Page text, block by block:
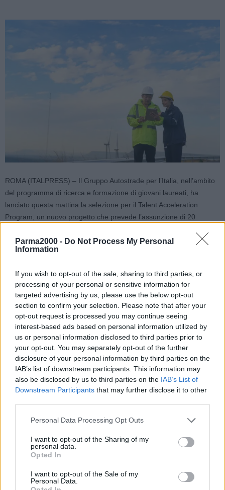
Parma2000 - Do Not Process My Personal
Information
If you wish to opt-out of the sale, sharing to third parties, or
processing of your personal or sensitive information for
targeted advertising by us, please use the below opt-out
section to confirm your selection. Please note that after your
opt-out request is processed you may continue seeing
interest-based ads based on personal information utilized by
us or personal information disclosed to third parties prior to
your opt-out. You may separately opt-out of the further
disclosure of your personal information by third parties on the
IAB’s list of downstream participants. This information may
also be disclosed by us to third parties on the IAB’s List of
Downstream Participants that may further disclose it to other
Personal Data Processing Opt Outs
I want to opt-out of the Sharing of my
personal data.
Opted In
I want to opt-out of the Sale of my
Personal Data.
ROMA (ITALPRESS) – Il Gruppo Autostrade per l’Italia, nell’ambito
del programma di ricerca e formazione di giovani laureati, ha
lanciato questa mattina la selezione per il Talent Acceleration
Program, un nuovo progetto che prevede l’assunzione di 20
un percorso che alternerà esperienze lavorative, job rotation
infragruppo, training on the job, mentorship ed attività di alta
Il Talent Acceleration Program mira a formare persone e
professionisti in grado di operare nell’ambito dell’intera filiera del
Controllo e della Pianificazioni aziendale, attraverso la
specializzazione nell’ambito del “Project Controlling”, “Controlling” e
“Planning”. Il progetto è in partnership con Adecco, che si occuperà
della selezione dei partecipanti, e SDA Bocconi School of
Management e Federico II, come partner scientifici dell’iniziativa,
che accompagneranno i giovani laureati con corsi dedicati.
Le candidature potranno essere presentate fino al 12 novembre
accedendo alla pagina
https://www.adecco.it/aziende-che-
presenza, che si terranno il 1 dicembre a Roma e il 4 e 5 dicembre
saranno assunti, in una delle società del Gruppo ASPI, con un
contratto di apprendistato. Nel corso di questo periodo, della durata
di 18 mesi, i partecipanti seguiranno un percorso in cui ad una job
rotation tra le diverse sedi del Gruppo verranno affiancati dei